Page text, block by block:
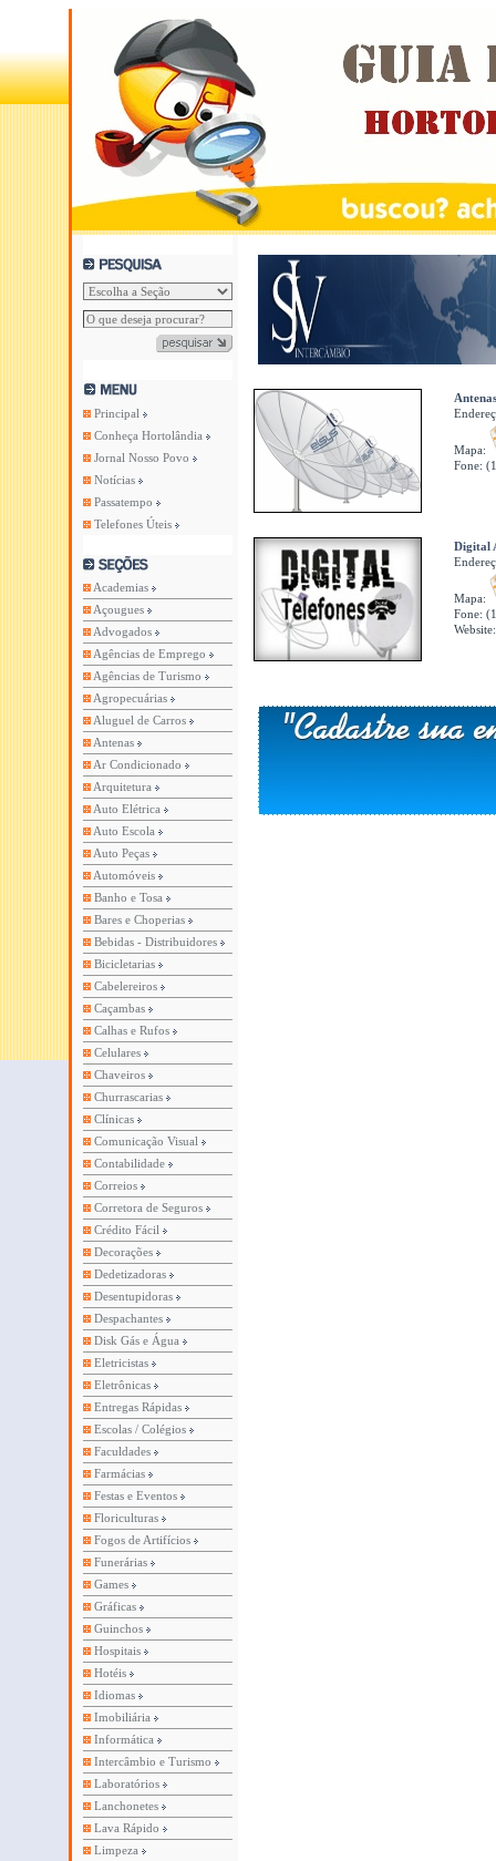
Principal
Conheça Hortolândia
Jornal Nosso Povo
Notícias
Passatempo
Telefones Úteis
Academias
Açougues
Advogados
Agências de Emprego
Agências de Turismo
Agropecuárias
Aluguel de Carros
Antenas
Ar Condicionado
Arquitetura
Auto Elétrica
Auto Escola
Auto Peças
Automóveis
Banho e Tosa
Bares e Choperias
Bebidas - Distribuidores
Bicicletarias
Cabelereiros
Caçambas
Calhas e Rufos
Celulares
Chaveiros
Churrascarias
Clínicas
Comunicação Visual
Contabilidade
Correios
Corretora de Seguros
Crédito Fácil
Decorações
Dedetizadoras
Desentupidoras
Despachantes
Disk Gás e Água
Eletricistas
Eletrônicas
Entregas Rápidas
Escolas / Colégios
Faculdades
Farmácias
Festas e Eventos
Floriculturas
Fogos de Artifícios
Funerárias
Games
Gráficas
Guinchos
Hospitais
Hotéis
Idiomas
Imobiliária
Informática
Intercâmbio e Turismo
Laboratórios
Lanchonetes
Lava Rápido
Limpeza
Mapa:
Fone:
Digital
Mapa:
Fone: